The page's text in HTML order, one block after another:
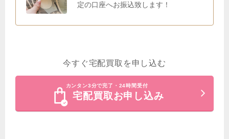
定の口座へお振込致します！
今すぐ宅配買取を申し込む
カンタン3分で完了・24時間受付
宅配買取お申し込み